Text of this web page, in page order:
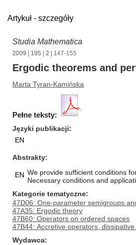
Artykuł - szczegóły
Studia Mathematica
2009 195 2 | 147-155
Ergodic theorems and
Marta Tyran-Kamińska
Pełne teksty:
Języki publikacji
EN
Abstrakty
EN We provide sufficient conditions
Necessary conditions and
Kategorie tematyczne
47D06: One-parameter semigroups
47A35: Ergodic theory
47B60: Operators on ordered spaces
47B44: Accretive operators, dissipative
Wydawca